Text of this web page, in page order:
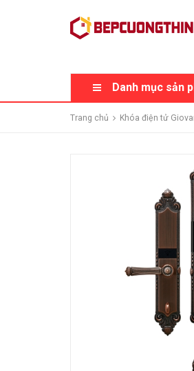
Danh mục sản
Trang chủ Khóa điện tử